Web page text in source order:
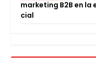
mar­ke­ting B2B en
cial